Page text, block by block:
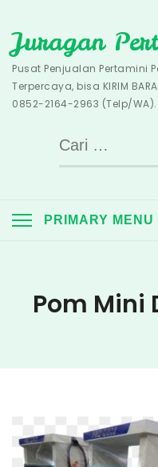
to
content
Juragan
Pusat Penjualan Pertamini
Terpercaya, bisa KIRIM
0852-2164-2963 (Telp/WA).
Cari
untuk:
PRIMARY MENU
Pom Mini